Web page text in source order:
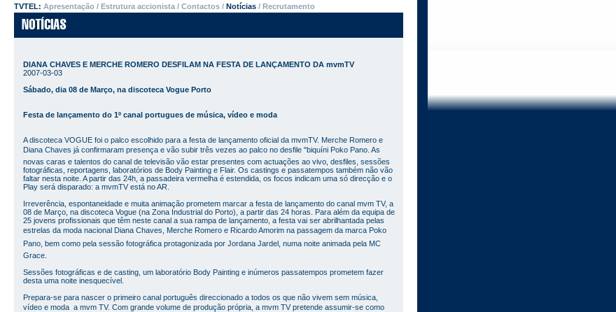
TVTEL: Apresentação / Estrutura accionista / Contactos / Notícias / Recrutamento
DIANA CHAVES E MERCHE ROMERO DESFILAM NA FESTA DE LANÇAMENTO DA mvmTV
2007-03-03
Sábado, dia 08 de Março, na discoteca Vogue Porto
Festa de lançamento do 1º canal portugues de música, vídeo e moda
A discoteca VOGUE foi o palco escolhido para a festa de lançamento oficial da mvmTV. Merche Romero e
Diana Chaves já confirmaram presença e vão subir três vezes ao palco no desfile "biquíni Poko Pano. As
novas caras e talentos do canal de televisão vão estar presentes com actuações ao vivo, desfiles, sessões
fotográficas, reportagens, laboratórios de Body Painting e Flair. Os castings e passatempos também não vão
faltar nesta noite. A partir das 24h, a passadeira vermelha é estendida, os focos indicam uma só direcção e o
Play será disparado: a mvmTV está no AR.
Irreverência, espontaneidade e muita animação prometem marcar a festa de lançamento do canal mvm TV, a
08 de Março, na discoteca Vogue (na Zona Industrial do Porto), a partir das 24 horas. Para além da equipa de
25 jovens profissionais que têm neste canal a sua rampa de lançamento, a festa vai ser abrilhantada pelas
estrelas da moda nacional Diana Chaves, Merche Romero e Ricardo Amorim na passagem da marca Poko
Pano, bem como pela sessão fotográfica protagonizada por Jordana Jardel, numa noite animada pela MC
Grace.
Sessões fotográficas e de casting, um laboratório Body Painting e inúmeros passatempos prometem fazer
desta uma noite inesquecível.
Prepara-se para nascer o primeiro canal português direccionado a todos os que não vivem sem música,
vídeo e moda  a mvm TV. Com grande volume de produção própria, a mvm TV pretende assumir-se como